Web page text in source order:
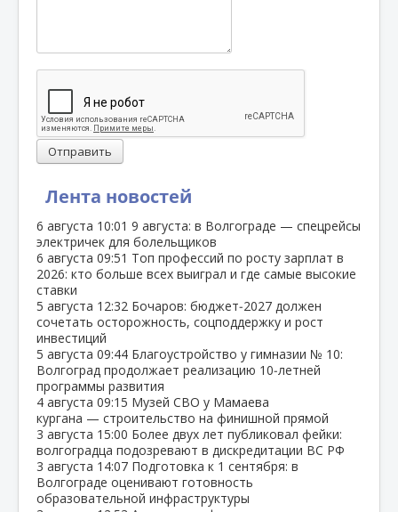
Лента новостей
6 августа 10:01 9 августа: в Волгограде — спецрейсы
электричек для болельщиков
6 августа 09:51 Топ профессий по росту зарплат в
2026: кто больше всех выиграл и где самые высокие
ставки
5 августа 12:32 Бочаров: бюджет‑2027 должен
сочетать осторожность, соцподдержку и рост
инвестиций
5 августа 09:44 Благоустройство у гимназии № 10:
Волгоград продолжает реализацию 10‑летней
программы развития
4 августа 09:15 Музей СВО у Мамаева
кургана — строительство на финишной прямой
3 августа 15:00 Более двух лет публиковал фейки:
волгоградца подозревают в дискредитации ВС РФ
3 августа 14:07 Подготовка к 1 сентября: в
Волгограде оценивают готовность
образовательной инфраструктуры
Отправить